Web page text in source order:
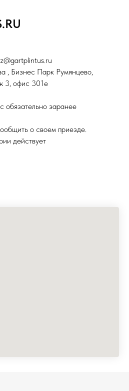
, Бизнес Парк Румянцево,
3, офис 301е
обязательно заранее
о своем приезде.
действует